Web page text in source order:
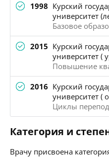
1998 Курский
университет
Базовое
2015 Курский
университет (
Повышение
2016 Курский
университет (
Циклы
Категория и
Врачу присвоена